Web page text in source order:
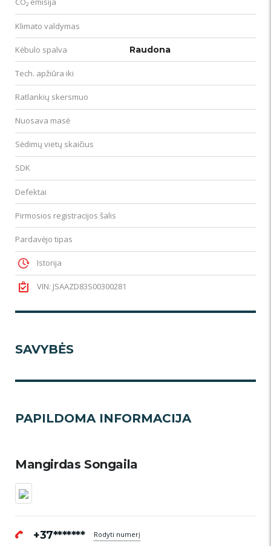
Klimato valdymas
Kėbulo spalva Raudona
Tech. apžiūra iki
Ratlankių skersmuo
Nuosava masė
Sėdimų vietų skaičius
SDK
Defektai
Pirmosios registracijos šalis
Pardavėjo tipas
Istorija
VIN: JSAAZD83S00300281
SAVYBĖS
PAPILDOMA INFORMACIJA
Mangirdas Songaila
+37******* Rodyti numerį